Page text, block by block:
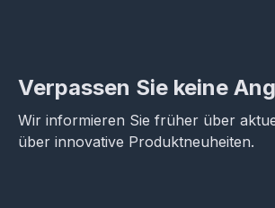
Verpassen Sie keine
Wir informieren Sie früher über
über innovative Produktneuheiten.